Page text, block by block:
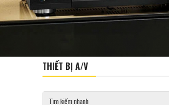
THIẾT BỊ A/V
Tìm kiếm nhanh